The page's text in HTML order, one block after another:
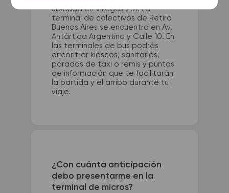
ubicada en Villegas 231. La
terminal de colectivos de Retiro
Buenos Aires se encuentra en Av.
Antártida Argentina y Calle 10. En
las terminales de bus podrás
encontrar kioscos, sanitarios,
paradas de taxi o remis y puntos
de información que te facilitarán
la partida y el arribo durante tu
viaje.
¿Con cuánta anticipación
debo presentarme en la
terminal de micros?